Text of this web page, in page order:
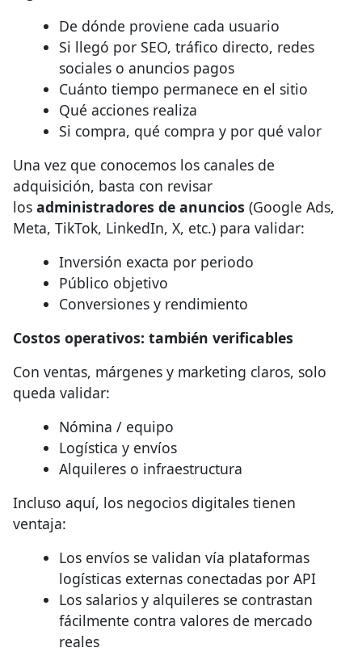
De dónde proviene cada usuario
Si llegó por SEO, tráfico directo, redes
sociales o anuncios pagos
Cuánto tiempo permanece en el sitio
Qué acciones realiza
Si compra, qué compra y por qué valor
Una vez que conocemos los canales de
adquisición, basta con revisar
los administradores de anuncios (Google Ads,
Meta, TikTok, LinkedIn, X, etc.) para validar:
Inversión exacta por periodo
Público objetivo
Conversiones y rendimiento
Costos operativos: también verificables
Con ventas, márgenes y marketing claros, solo
queda validar:
Nómina / equipo
Logística y envíos
Alquileres o infraestructura
Incluso aquí, los negocios digitales tienen
ventaja:
Los envíos se validan vía plataformas
logísticas externas conectadas por API
Los salarios y alquileres se contrastan
fácilmente contra valores de mercado
reales